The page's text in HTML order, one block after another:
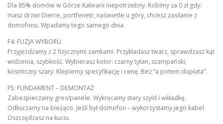
Dla 85% domów w Górze Kalwarii niepotrzebny. Robimy za 0 zł gdy:
masz drzwi Dierre, portfenetr, naświetle u góry, chcesz zasilanie z
domofonu. Wpadamy tego samego dnia.
F4: FUZJA WYBORU
Przyjeżdżamy z 2 fizycznymi zamkami. Przykładasz twarz, sprawdzasz kąt
widzenia, szybkość. Wybierasz kolor: czarny tytan, szampański,
kosmiczny szary. Klepiemy specyfikację i cenę. Bez “a potem dopłata”.
F5: FUNDAMENT – DEMONTAŻ
Zabezpieczamy gres/panele. Wykręcamy stary szyld i wkładkę.
Odkurzamy na bieżąco. Jeśli był domofon – wykorzystamy jego kabel.
Oszczędzasz na kuciu.